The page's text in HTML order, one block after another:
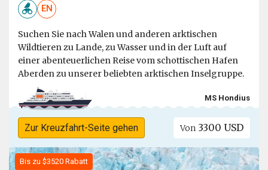
EN
Suchen Sie nach Walen und anderen arktischen
Wildtieren zu Lande, zu Wasser und in der Luft auf
einer abenteuerlichen Reise vom schottischen Hafen
Aberden zu unserer beliebten arktischen Inselgruppe.
MS Hondius
Zur Kreuzfahrt-Seite gehen Von 3300 USD
Bis zu $3520 Rabatt